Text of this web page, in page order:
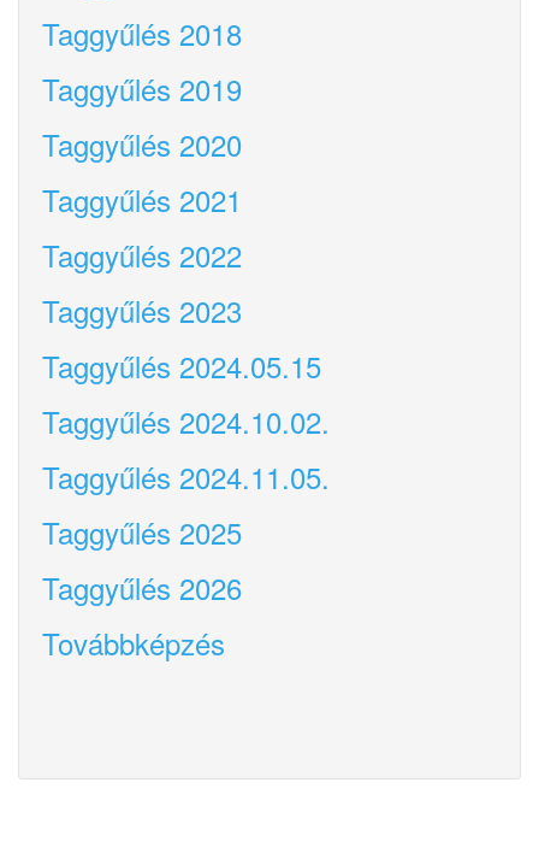
Taggyűlés 2018
Taggyűlés 2019
Taggyűlés 2020
Taggyűlés 2021
Taggyűlés 2022
Taggyűlés 2023
Taggyűlés 2024.05.15
Taggyűlés 2024.10.02.
Taggyűlés 2024.11.05.
Taggyűlés 2025
Taggyűlés 2026
Továbbképzés